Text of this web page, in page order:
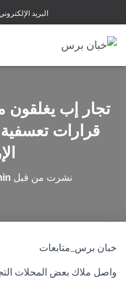
البريد
تجار إب يغلقون
قرارات
نشرت من قبل
خبان برس_متابعات
واصل ملاك بعض المحلات